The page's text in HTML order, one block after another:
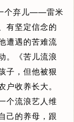
个弃儿——雷米
有坚定信念的
遭遇的苦难流
。《苦儿流浪
子，但他被狠
收养长大。
个流浪艺人维
己的养母，跟